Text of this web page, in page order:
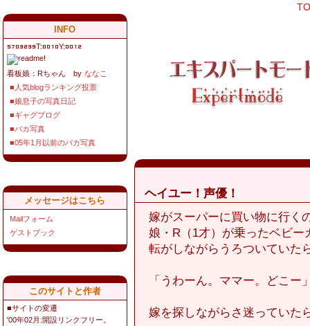
ヘイユー！声優！
嫁がスーパーに買い物に行く
娘・R（1才）が乗ったベビー
転がしながらうろついていた
「うわーん。ママー。どこー
嫁を探しながらさ迷っていた
INFO
T: Y:
看板娘：Rちゃん by ななこ
■人気blogランキング投票
■娘息子の写真日記
■ギャグブログ
■バカ写真
■05年1月以前のバカ写真
メッセージはこちら
Mailフォーム
ゲストブック
このサイトと作者
■サイトの変遷
'00年02月:開設リンクフリー。